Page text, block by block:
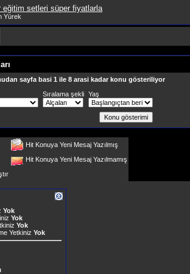
eğitim setleri süper fiyatlarla
Yürek
sayfa basi 1 ile 8 arasi kadar konu gösteriliyor
Sıralama şekli Yaş
Hit Konuya Yeni Mesaj Yazılmış
Hit Konuya Yeni Mesaj Yazılmamış
Yok
Yok
Yok
Yetkiniz Yok